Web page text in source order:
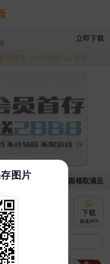
立即下载
用域名： vv20261.cc 复制
前往【福利中心】界面领取满足
账
下载
极速APP
图片